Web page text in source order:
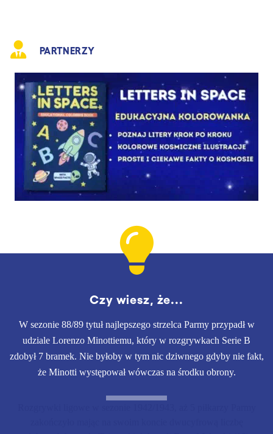
PARTNERZY
Czy wiesz, że...
W sezonie 88/89 tytuł najlepszego strzelca Parmy przypadł w
udziale Lorenzo Minottiemu, który w rozgrywkach Serie B
zdobył 7 bramek. Nie byłoby w tym nic dziwnego gdyby nie fakt,
że Minotti występował wówczas na środku obrony.